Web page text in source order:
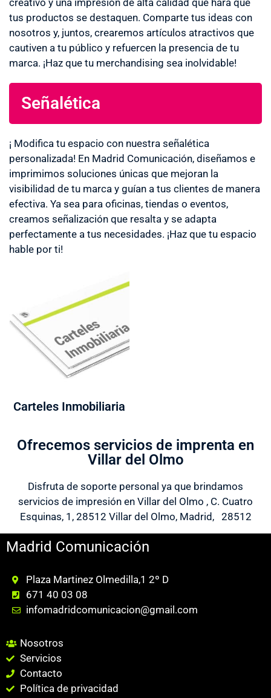
creativo y una impresión de alta calidad que hará que
tus productos se destaquen. Comparte tus ideas con
nosotros y, juntos, crearemos artículos atractivos que
cautiven a tu público y refuercen la presencia de tu
marca. ¡Haz que tu merchandising sea inolvidable!
Señalética
¡ Modifica tu espacio con nuestra señalética
personalizada! En Madrid Comunicación, diseñamos e
imprimimos soluciones únicas que mejoran la
visibilidad de tu marca y guían a tus clientes de manera
efectiva. Ya sea para oficinas, tiendas o eventos,
creamos señalización que resalta y se adapta
perfectamente a tus necesidades. ¡Haz que tu espacio
hable por ti!
Carteles Inmobiliaria
Ofrecemos servicios de imprenta en
Villar del Olmo
Disfruta de soporte personal ya que brindamos
servicios de impresión en Villar del Olmo , C. Cuatro
Esquinas, 1, 28512 Villar del Olmo, Madrid, 28512
Madrid Comunicación
Plaza Martinez Olmedilla,1 2º D
671 40 03 08
infomadridcomunicacion@gmail.com
Nosotros
Servicios
Contacto
Política de privacidad